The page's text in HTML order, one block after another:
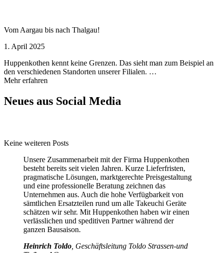
Vom Aargau bis nach Thalgau!
1. April 2025
Huppenkothen kennt keine Grenzen. Das sieht man zum Beispiel an
den verschiedenen Standorten unserer Filialen. …
Mehr erfahren
Neues aus Social Media
Keine weiteren Posts
Unsere Zusammenarbeit mit der Firma Huppenkothen
besteht bereits seit vielen Jahren. Kurze Lieferfristen,
pragmatische Lösungen, marktgerechte Preisgestaltung
und eine professionelle Beratung zeichnen das
Unternehmen aus. Auch die hohe Verfügbarkeit von
sämtlichen Ersatzteilen rund um alle Takeuchi Geräte
schätzen wir sehr. Mit Huppenkothen haben wir einen
verlässlichen und speditiven Partner während der
ganzen Bausaison.
Heinrich Toldo , Geschäftsleitung Toldo Strassen-und